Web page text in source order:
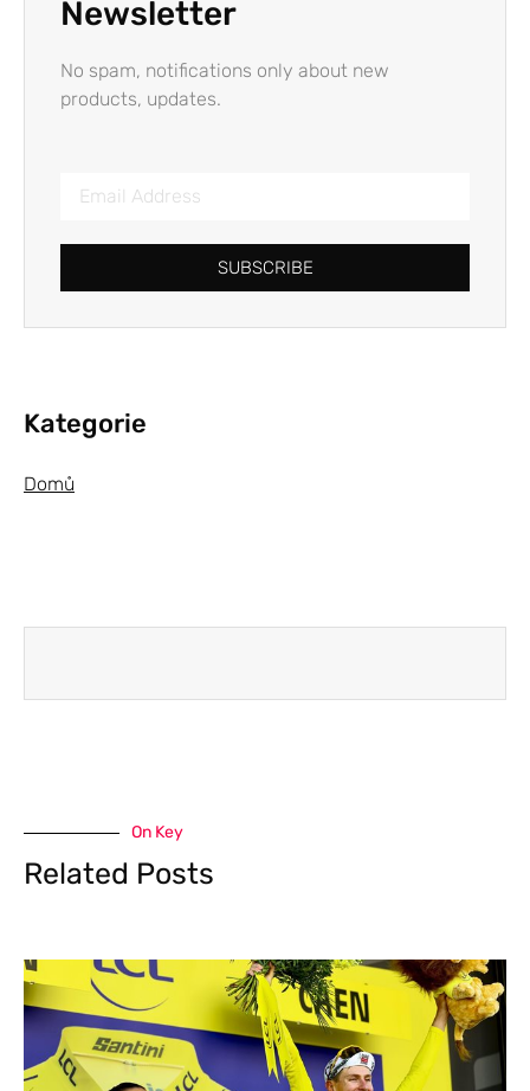
Newsletter
No spam, notifications only about new
products, updates.
SUBSCRIBE
Kategorie
Domů
On Key
Related Posts